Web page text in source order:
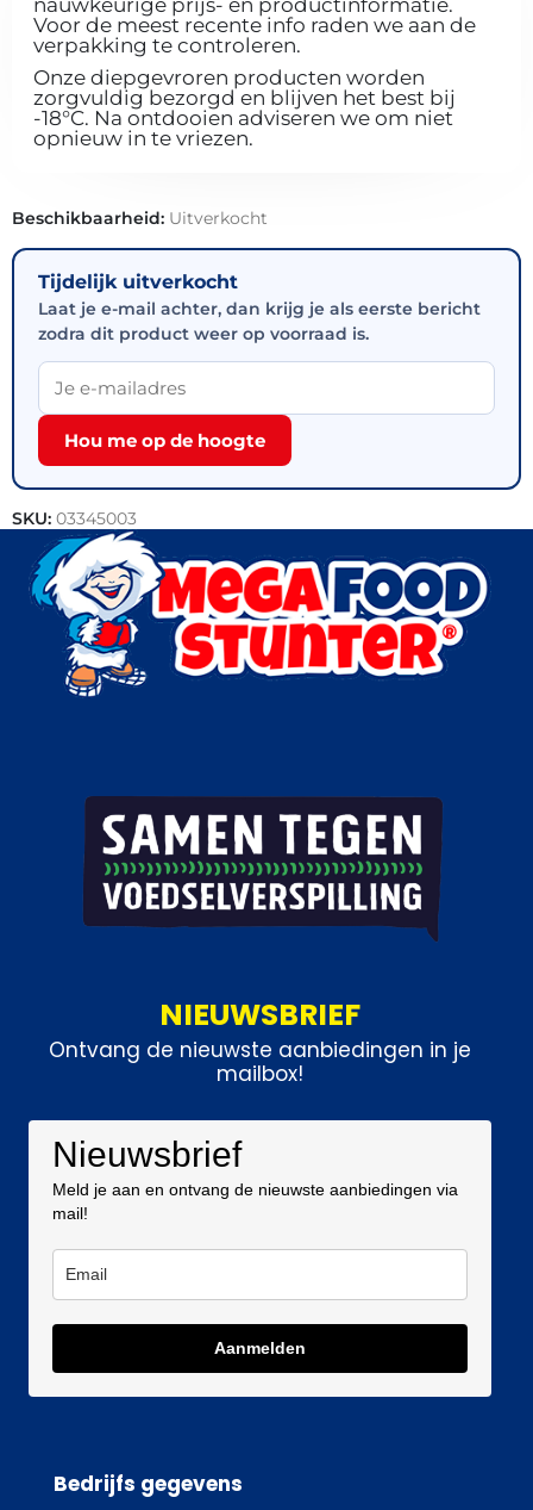
nauwkeurige prijs- en productinformatie.
Voor de meest recente info raden we aan de
verpakking te controleren.
Onze diepgevroren producten worden
zorgvuldig bezorgd en blijven het best bij
-18°C. Na ontdooien adviseren we om niet
opnieuw in te vriezen.
Beschikbaarheid: Uitverkocht
Tijdelijk uitverkocht
Laat je e-mail achter, dan krijg je als eerste bericht
zodra dit product weer op voorraad is.
Hou me op de hoogte
SKU: 03345003
Categorieën:IJs
NIEUWSBRIEF
Ontvang de nieuwste aanbiedingen in je
mailbox!
Nieuwsbrief
Meld je aan en ontvang de nieuwste aanbiedingen via
mail!
Aanmelden
Bedrijfs gegevens